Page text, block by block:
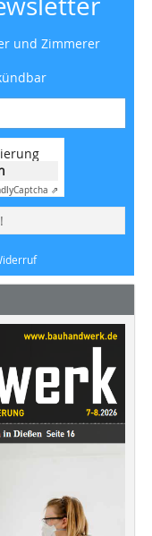
und Zimmerer
Captcha ⇗